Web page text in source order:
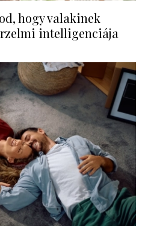
hogy valakinek
intelligenciája